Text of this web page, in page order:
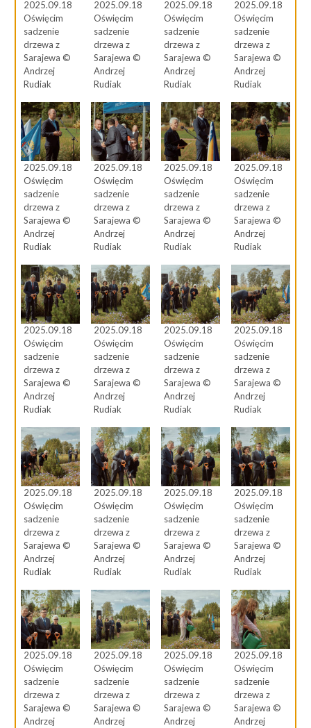
2025.09.18
Oświęcim
sadzenie
drzewa z
Sarajewa ©
Andrzej
Rudiak
2025.09.18
Oświęcim
sadzenie
drzewa z
Sarajewa ©
Andrzej
Rudiak
2025.09.18
Oświęcim
sadzenie
drzewa z
Sarajewa ©
Andrzej
Rudiak
2025.09.18
Oświęcim
sadzenie
drzewa z
Sarajewa ©
Andrzej
Rudiak
2025.09.18
Oświęcim
sadzenie
drzewa z
Sarajewa ©
Andrzej
Rudiak
2025.09.18
Oświęcim
sadzenie
drzewa z
Sarajewa ©
Andrzej
Rudiak
2025.09.18
Oświęcim
sadzenie
drzewa z
Sarajewa ©
Andrzej
Rudiak
2025.09.18
Oświęcim
sadzenie
drzewa z
Sarajewa ©
Andrzej
Rudiak
2025.09.18
Oświęcim
sadzenie
drzewa z
Sarajewa ©
Andrzej
Rudiak
2025.09.18
Oświęcim
sadzenie
drzewa z
Sarajewa ©
Andrzej
Rudiak
2025.09.18
Oświęcim
sadzenie
drzewa z
Sarajewa ©
Andrzej
Rudiak
2025.09.18
Oświęcim
sadzenie
drzewa z
Sarajewa ©
Andrzej
Rudiak
2025.09.18
Oświęcim
sadzenie
drzewa z
Sarajewa ©
Andrzej
Rudiak
2025.09.18
Oświęcim
sadzenie
drzewa z
Sarajewa ©
Andrzej
Rudiak
2025.09.18
Oświęcim
sadzenie
drzewa z
Sarajewa ©
Andrzej
Rudiak
2025.09.18
Oświęcim
sadzenie
drzewa z
Sarajewa ©
Andrzej
Rudiak
2025.09.18
Oświęcim
sadzenie
drzewa z
Sarajewa ©
Andrzej
2025.09.18
Oświęcim
sadzenie
drzewa z
Sarajewa ©
Andrzej
2025.09.18
Oświęcim
sadzenie
drzewa z
Sarajewa ©
Andrzej
2025.09.18
Oświęcim
sadzenie
drzewa z
Sarajewa ©
Andrzej